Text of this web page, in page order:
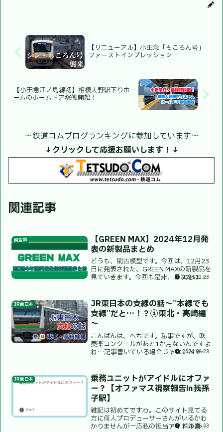
【リニューアル】小田急「もころん号」
ファーストインプレッション
【小田急江ノ島線初】相模大野駅下りホ
ームのホームドア稼働開始！
〜鉄道コムブログランキングに参加しています〜
↓クリックして応援お願いします！↓
関連記事
模型鉄
【GREEN MAX】2024年12月発
表の新製品まとめ
どうも、閑古模型です。今回は、12月23
日に発表された、GREEN MAXの新製品を
見ていきます。今回も是非、目次をご活
どによって価格が変わる場合があります
ので、ご注意...
2024.12.23
JR東日本
JR東日本の支線の話～”本線でも
支線”だと…！？①東北・高崎編
～
こんばんは、へちです。私事ですが、吹
奏楽コンクールがあと1か月ないんですよ
ね…記事書いている場合じゃないんです
会で金賞欲しい、んで西関東行きたい。
さて、この前ツイッター...
2024.06.23
JR東日本
乗務ユニットがアイドルにオファ
ー？【オファマス視察報告in我孫
子駅】
雑記は初めてですわ。このサイト見てる
方に何人プロデューサーさんがいるかわ
かりませんが一応私の担当アイドル書い
2026.06.03